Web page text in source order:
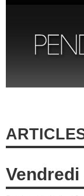
Vendredi